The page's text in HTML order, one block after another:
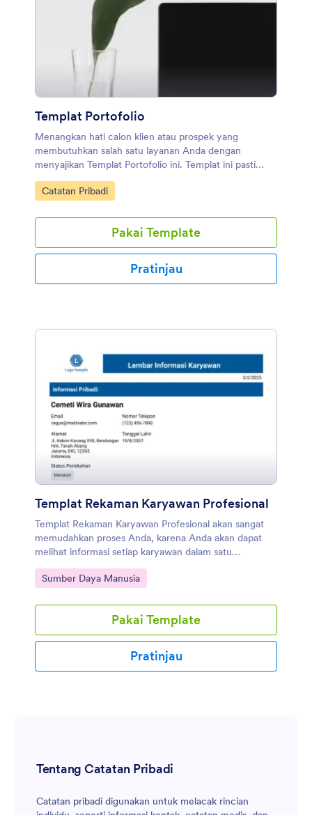
Templat Portofolio
Menangkan hati calon klien atau prospek yang
membutuhkan salah satu layanan Anda dengan
menyajikan Templat Portofolio ini. Templat ini pasti
akan membantu Anda mendapatkan proyek.
Buka Kategori:
Catatan Pribadi
Pakai Template
Pratinjau
Templat Rekaman Karyawan Profesional
Templat Rekaman Karyawan Profesional akan sangat
memudahkan proses Anda, karena Anda akan dapat
melihat informasi setiap karyawan dalam satu
antarmuka jika Anda menjalankan bisnis atau bekerja di
departemen SDM.
Buka Kategori:
Sumber Daya Manusia
Pakai Template
Pratinjau
Tentang Catatan Pribadi
Catatan pribadi digunakan untuk melacak rincian